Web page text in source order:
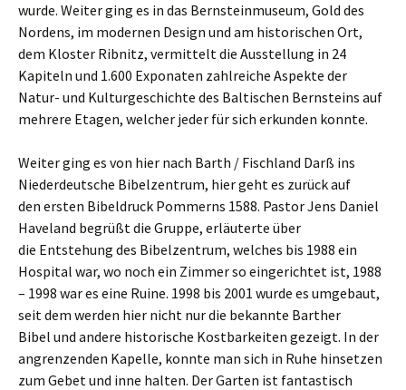
wurde. Weiter ging es in das Bernsteinmuseum, Gold des
Nordens, im modernen Design und am historischen Ort,
dem Kloster Ribnitz, vermittelt die Ausstellung in 24
Kapiteln und 1.600 Exponaten zahlreiche Aspekte der
Natur- und Kulturgeschichte des Baltischen Bernsteins auf
mehrere Etagen, welcher jeder für sich erkunden konnte.
Weiter ging es von hier nach Barth / Fischland Darß ins
Niederdeutsche Bibelzentrum, hier geht es zurück auf
den ersten Bibeldruck Pommerns 1588. Pastor Jens Daniel
Haveland begrüßt die Gruppe, erläuterte über
die Entstehung des Bibelzentrum, welches bis 1988 ein
Hospital war, wo noch ein Zimmer so eingerichtet ist, 1988
– 1998 war es eine Ruine. 1998 bis 2001 wurde es umgebaut,
seit dem werden hier nicht nur die bekannte Barther
Bibel und andere historische Kostbarkeiten gezeigt. In der
angrenzenden Kapelle, konnte man sich in Ruhe hinsetzen
zum Gebet und inne halten. Der Garten ist fantastisch